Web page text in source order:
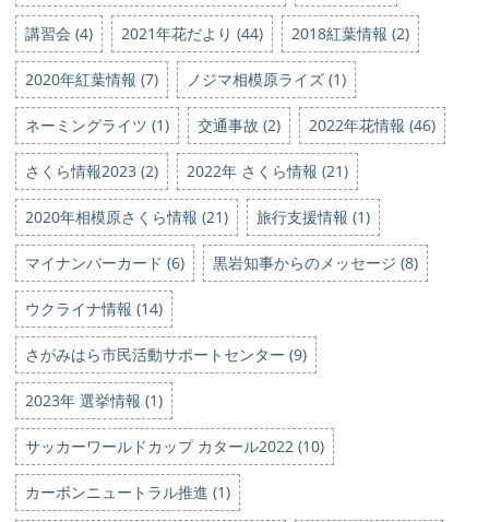
講習会 (4) 2021年花だより (44) 2018紅葉情報 (2)
2020年紅葉情報 (7) ノジマ相模原ライズ (1)
ネーミングライツ (1) 交通事故 (2) 2022年花情報 (46)
さくら情報2023 (2) 2022年 さくら情報 (21)
2020年相模原さくら情報 (21) 旅行支援情報 (1)
マイナンバーカード (6) 黒岩知事からのメッセージ (8)
ウクライナ情報 (14)
さがみはら市民活動サポートセンター (9)
2023年 選挙情報 (1)
サッカーワールドカップ カタール2022 (10)
カーボンニュートラル推進 (1)